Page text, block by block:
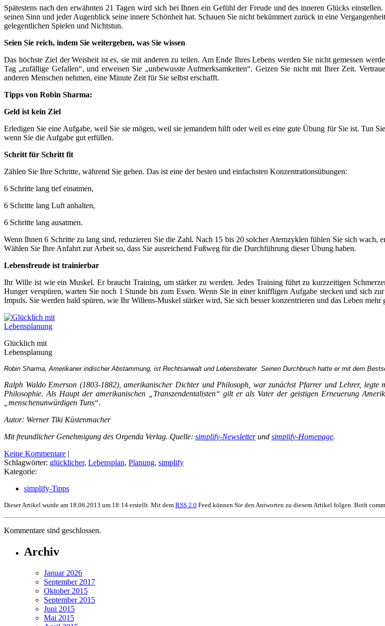
Spätestens nach den erwähnten 21 Tagen wird sich bei Ihnen ein Gefühl der Freude und des inneren Glücks
seinen Sinn und jeder Augenblick seine innere Schönheit hat. Schauen Sie nicht bekümmert zurück in eine
gelegentlichen Spielen und Nichtstun.
Seien Sie reich, indem Sie weitergeben, was Sie wissen
Das höchste Ziel der Weisheit ist es, sie mit anderen zu teilen. Am Ende Ihres Lebens werden Sie nicht gemessen
Tag „zufällige Gefallen“, und erweisen Sie „unbewusste Aufmerksamkeiten“. Geizen Sie nicht mit Ihrer Zeit.
anderen Menschen nehmen, eine Minute Zeit für Sie selbst erschafft.
Tipps von Robin Sharma:
Geld ist kein Ziel
Erledigen Sie eine Aufgabe, weil Sie sie mögen, weil sie jemandem hilft oder weil es eine gute Übung für Sie ist. Tun
wenn Sie die Aufgabe gut erfüllen.
Schritt für Schritt fit
Zählen Sie Ihre Schritte, während Sie gehen. Das ist eine der besten und einfachsten Konzentrationsübungen:
6 Schritte lang tief einatmen,
6 Schritte lang Luft anhalten,
6 Schritte lang ausatmen.
Wenn Ihnen 6 Schritte zu lang sind, reduzieren Sie die Zahl. Nach 15 bis 20 solcher Atemzyklen fühlen Sie sich
Wählen Sie Ihre Anfahrt zur Arbeit so, dass Sie ausreichend Fußweg für die Durchführung dieser Übung haben.
Lebensfreude ist trainierbar
Ihr Wille ist wie ein Muskel. Er braucht Training, um stärker zu werden. Jedes Training führt zu kurzzeitigen
Hunger verspüren, warten Sie noch 1 Stunde bis zum Essen. Wenn Sie in einer kniffligen Aufgabe stecken und sich
Impuls. Sie werden bald spüren, wie Ihr Willens-Muskel stärker wird, Sie sich besser konzentrieren und das Leben mehr
Glücklich mit
Lebensplanung
Robin Sharma, Amerikaner indischer Abstammung, ist Rechtsanwalt und Lebensberater. Seinen Durchbruch hatte er mit dem
Ralph Waldo Emerson (1803-1882), amerikanischer Dichter und Philosoph, war zunächst Pfarrer und Lehrer,
Philosophie. Als Haupt der amerikanischen „Transzendentalisten“ gilt er als Vater der geistigen Erneuerung
„menschenunwürdigen Tuns“.
Autor: Werner Tiki Küstenmacher
Mit freundlicher Genehmigung des Orgenda Verlag. Quelle: simplify-Newsletterund simplify-Homepage.
Keine Kommentare |
Schlagwörter: glücklicher, Lebensplan, Planung, simplify
Kategorie:
simplify-Tipps
Dieser Artikel wurde am 18.06.2013 um 18:14 erstellt. Mit dem RSS 2.0 Feed können Sie den Antworten zu diesem Artikel folgen. Both
Kommentare sind geschlossen.
Archiv
Januar 2026
September 2017
Oktober 2015
September 2015
Juni 2015
Mai 2015